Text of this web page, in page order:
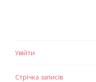
Увійти
Стрічка записів